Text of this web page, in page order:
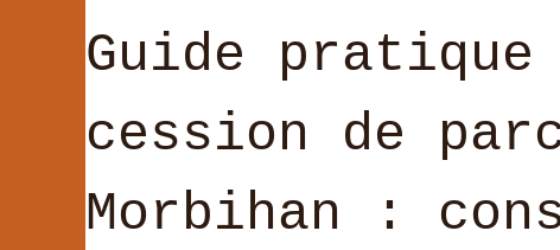
Guide pratique
cession de
Morbihan :